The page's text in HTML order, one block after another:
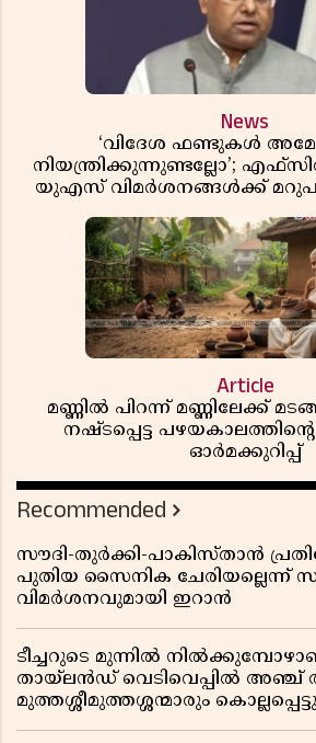
News
‘വിദേശ ഫണ്ടുകൾ
നിയന്ത്രിക്കുന്നുണ്ടല്ലോ’;
യുഎസ് വിമർശനങ്ങൾക്ക്
Article
മണ്ണിൽ പിറന്ന് മണ്ണിലേക്ക്
നഷ്ടപ്പെട്ട
ഓർമക്കുറിപ്പ്
Recommended
സൗദി-തുർക്കി-പാകിസ്താൻ
പുതിയ സൈനിക ചേരിയല്ലെന്ന്
വിമർശനവുമായി ഇറാൻ
ടീച്ചറുടെ മുന്നിൽ
തായ്‌ലൻഡ് വെടിവെപ്പിൽ അഞ്ച്
മുത്തശ്ശീമുത്തശ്ശന്മാരും